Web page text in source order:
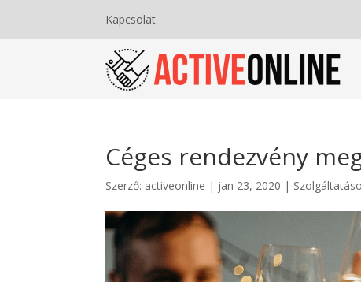
Kapcsolat
Céges rendezvény
Szerző: activeonline | jan 23, 2020 |